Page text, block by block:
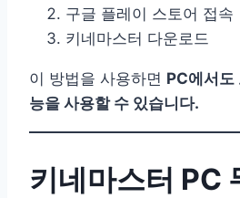
구글 플레이 스토어 접속
키네마스터 다운로드
이 방법을 사용하면 PC에서도
능을 사용할 수 있습니다.
키네마스터 PC